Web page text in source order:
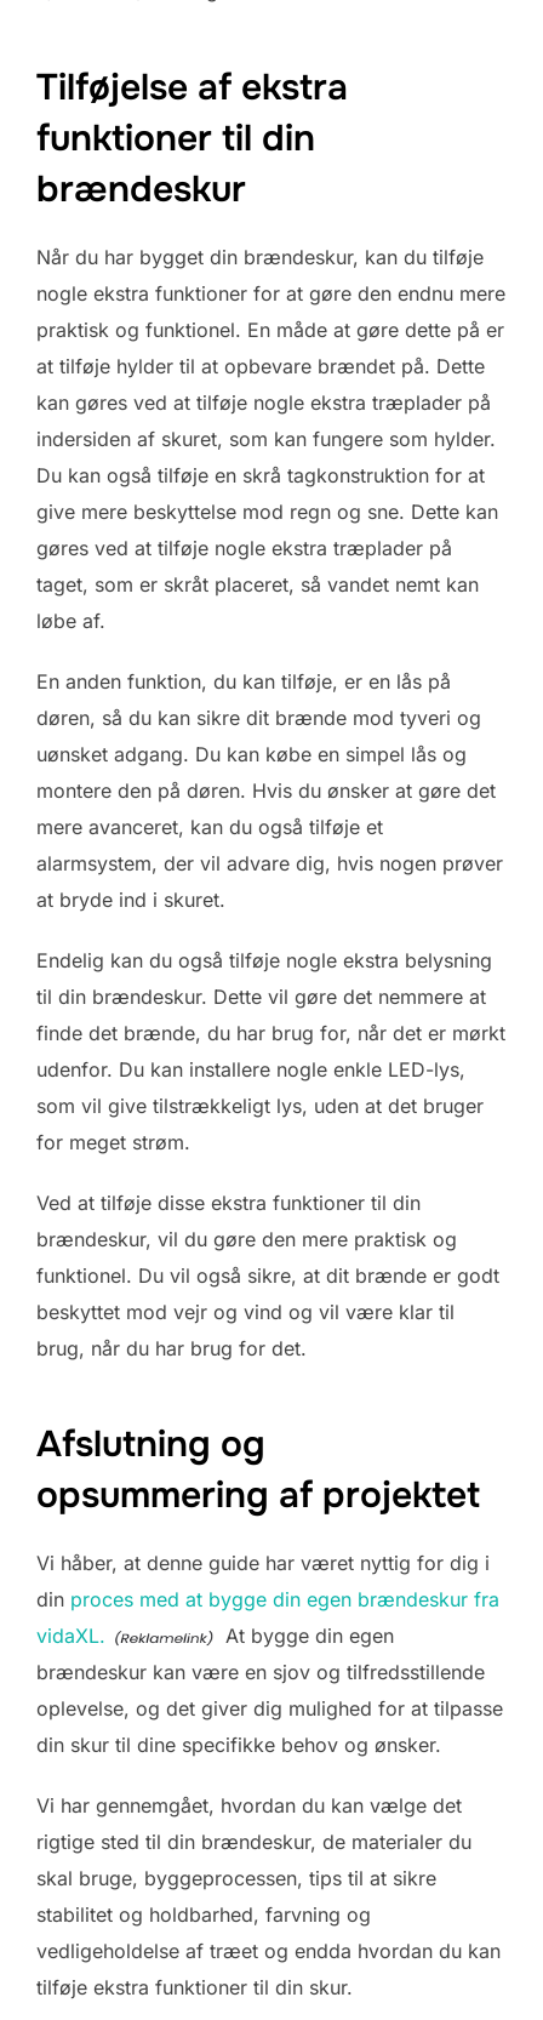
Tilføjelse af ekstra
funktioner til din
brændeskur
Når du har bygget din brændeskur, kan du tilføje
nogle ekstra funktioner for at gøre den endnu mere
praktisk og funktionel. En måde at gøre dette på er
at tilføje hylder til at opbevare brændet på. Dette
kan gøres ved at tilføje nogle ekstra træplader på
indersiden af skuret, som kan fungere som hylder.
Du kan også tilføje en skrå tagkonstruktion for at
give mere beskyttelse mod regn og sne. Dette kan
gøres ved at tilføje nogle ekstra træplader på
taget, som er skråt placeret, så vandet nemt kan
løbe af.
En anden funktion, du kan tilføje, er en lås på
døren, så du kan sikre dit brænde mod tyveri og
uønsket adgang. Du kan købe en simpel lås og
montere den på døren. Hvis du ønsker at gøre det
mere avanceret, kan du også tilføje et
alarmsystem, der vil advare dig, hvis nogen prøver
at bryde ind i skuret.
Endelig kan du også tilføje nogle ekstra belysning
til din brændeskur. Dette vil gøre det nemmere at
finde det brænde, du har brug for, når det er mørkt
udenfor. Du kan installere nogle enkle LED-lys,
som vil give tilstrækkeligt lys, uden at det bruger
for meget strøm.
Ved at tilføje disse ekstra funktioner til din
brændeskur, vil du gøre den mere praktisk og
funktionel. Du vil også sikre, at dit brænde er godt
beskyttet mod vejr og vind og vil være klar til
brug, når du har brug for det.
Afslutning og
opsummering af projektet
Vi håber, at denne guide har været nyttig for dig i
din proces med at bygge din egen brændeskur fra
vidaXL.
At bygge din egen
brændeskur kan være en sjov og tilfredsstillende
oplevelse, og det giver dig mulighed for at tilpasse
din skur til dine specifikke behov og ønsker.
Vi har gennemgået, hvordan du kan vælge det
rigtige sted til din brændeskur, de materialer du
skal bruge, byggeprocessen, tips til at sikre
stabilitet og holdbarhed, farvning og
vedligeholdelse af træet og endda hvordan du kan
tilføje ekstra funktioner til din skur.